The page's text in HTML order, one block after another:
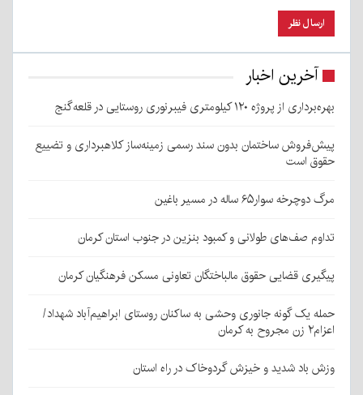
آخرین اخبار
بهره‌برداری از پروژه ۱۲۰ کیلومتری فیبرنوری روستایی در قلعه‌گنج
پیش‌فروش ساختمان بدون سند رسمی زمینه‌ساز کلاهبرداری و تضییع
حقوق است
مرگ دوچرخه سوار۶۵ ساله در مسیر باغین
تداوم صف‌های طولانی و کمبود بنزین در جنوب استان کرمان
پیگیری قضایی حقوق مالباختگان تعاونی مسکن فرهنگیان کرمان
حمله یک گونه جانوری وحشی به ساکنان روستای ابراهیم‌آباد شهداد/
اعزام۲ زن مجروح به کرمان
وزش باد شدید و خیزش گردوخاک در راه استان